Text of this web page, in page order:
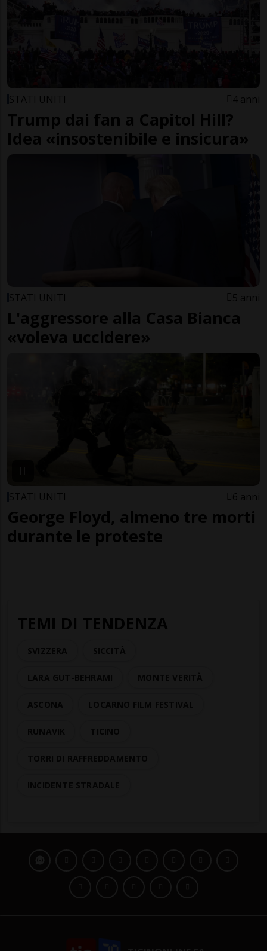
STATI UNITI 4 anni
Trump dai fan a Capitol Hill?
Idea «insostenibile e insicura»
STATI UNITI 5 anni
L'aggressore alla Casa Bianca
«voleva uccidere»
STATI UNITI 6 anni
George Floyd, almeno tre morti
durante le proteste
TEMI DI TENDENZA